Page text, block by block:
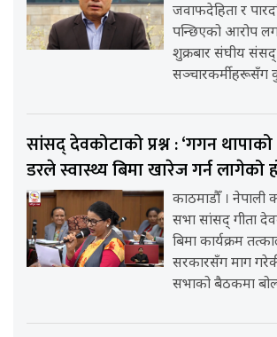
जवाफदेहिता र
पन्छिएको आरोप
शुक्रबार संघीय
सञ्चारकर्मीहरूसँग
सांसद् देवकोटाको प्रश्न : ‘गगन
डरले स्वास्थ्य बिमा खारेज गर्न लागेको
काठमाडौँ । नेपाली
सभा सांसद् गीता
बिमा कार्यक्रम
सरकारसँग माग
सभाको बैठकमा